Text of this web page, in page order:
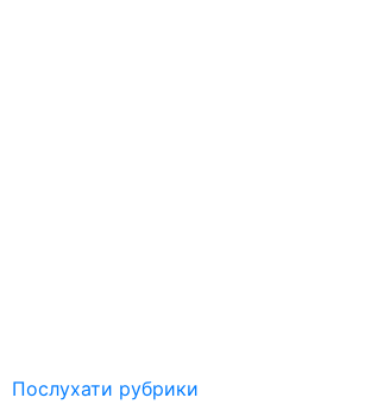
Послухати рубрики